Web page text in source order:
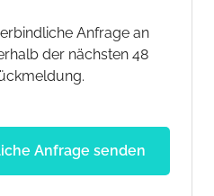
Anfrage an
der nächsten 48
Anfrage senden